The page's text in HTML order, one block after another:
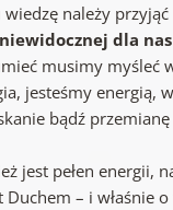
należy przyjąć
dla
musimy myśleć
jesteśmy energią,
bądź
jest pełen energii,
Duchem – i właśnie